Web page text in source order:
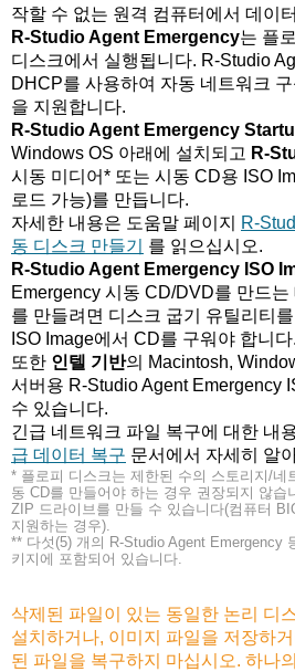
작할 수 없는 원격 컴퓨터에서 데이
R-Studio Agent Emergency는 플
디스크에서 실행됩니다. R-Studio
DHCP를 사용하여 자동 네트워크
을 지원합니다.
R-Studio Agent Emergency
Windows OS 아래에 설치되고 R-
시동 미디어* 또는 시동 CD용 ISO
로드 가능)를 만듭니다.
자세한 내용은 도움말 페이지
R-
동 디스크 만들기
를 읽으십시오.
R-Studio Agent Emergency ISO
Emergency 시동 CD/DVD를 만드
를 만들려면 디스크 굽기 유틸리티
ISO Image에서 CD를 구워야 합니다.
또한 인텔 기반의 Macintosh,
서버용 R-Studio Agent Emergency
수 있습니다.
긴급 네트워크 파일 복구에 대한 내
급 데이터 복구 문서에서 자세히 알
* 플로피 디스크는 제한된 수의 스토리지/네
동 CD를 만들어야 하는 경우 권장되지 않습
ZIP 드라이브를 만들 수 있습니다(컴퓨터
지원하는 경우).
** 다섯(5) 개의 R-Studio Agent Emergency
키지에 포함되어 있습니다.
삭제된 파일이 있는 동일한 논리 디
설치하거나, 이미지 파일을 저장하
된 파일을 복구하지 마십시오. 하나